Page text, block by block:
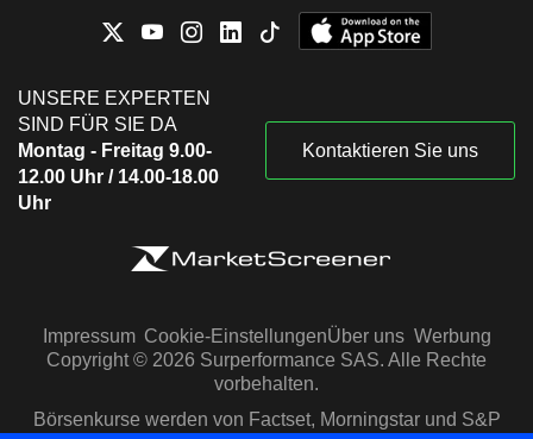
UNSERE EXPERTEN
SIND FÜR SIE DA
Montag - Freitag 9.00-
12.00 Uhr / 14.00-18.00
Uhr
Kontaktieren Sie uns
Impressum Cookie-EinstellungenÜber uns Werbung
Copyright © 2026 Surperformance SAS. Alle Rechte
vorbehalten.
Börsenkurse werden von Factset, Morningstar und S&P